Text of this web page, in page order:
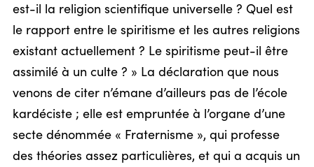
est-il la religion scientifique universelle ? Quel est
le rapport entre le spiritisme et les autres religions
existant actuellement ? Le spiritisme peut-il être
assimilé à un culte ? » La déclaration que nous
venons de citer n’émane d’ailleurs pas de l’école
kardéciste ; elle est empruntée à l’organe d’une
secte dénommée « Fraternisme », qui professe
des théories assez particulières, et qui a acquis un